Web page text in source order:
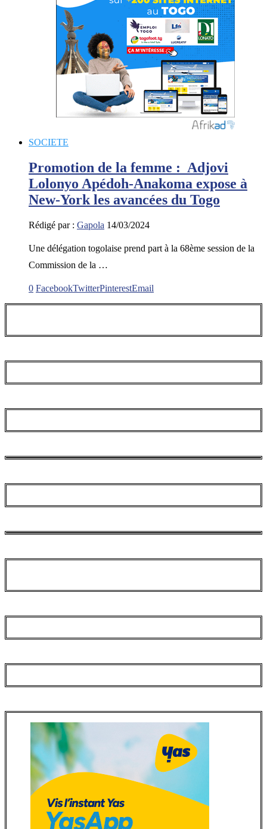
SOCIETE
Promotion de la femme : Adjovi
Lolonyo Apédoh-Anakoma expose à
New-York les avancées du Togo
Rédigé par : Gapola 14/03/2024
Une délégation togolaise prend part à la 68ème session de la
Commission de la …
0 FacebookTwitterPinterestEmail